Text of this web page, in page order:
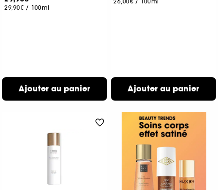
29,90€ / 100ml
Ajouter au panier Ajouter au panier